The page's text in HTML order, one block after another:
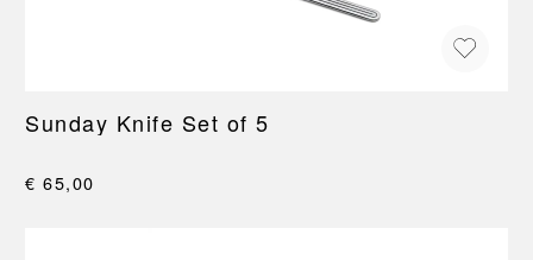
Sunday Knife Set of 5
€ 65,00